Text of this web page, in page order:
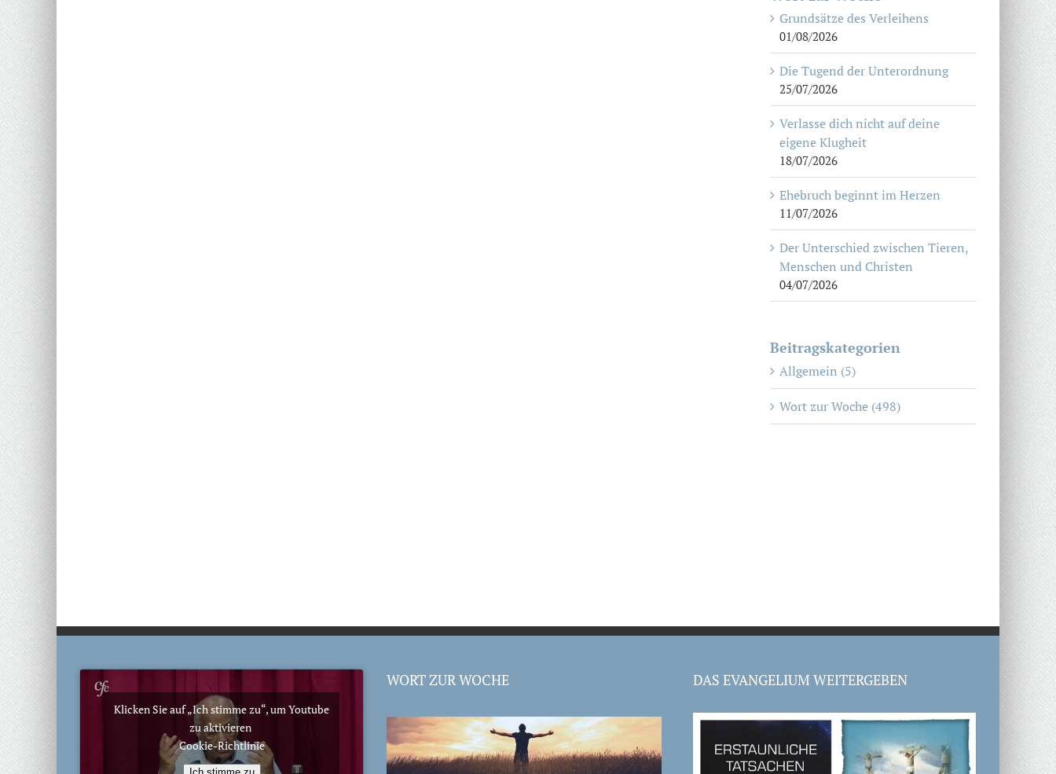
Grundsätze des Verleihens
01/08/2026
Die Tugend der Unterordnung
25/07/2026
Verlasse dich nicht auf deine
eigene Klugheit
18/07/2026
Ehebruch beginnt im Herzen
11/07/2026
Der Unterschied zwischen Tieren,
Menschen und Christen
04/07/2026
Beitragskategorien
Allgemein (5)
Wort zur Woche (498)
Klicken Sie auf „Ich stimme zu“, um Youtube
zu aktivieren
Cookie-Richtlinie
WORT ZUR WOCHE DAS EVANGELIUM WEITERGEBEN